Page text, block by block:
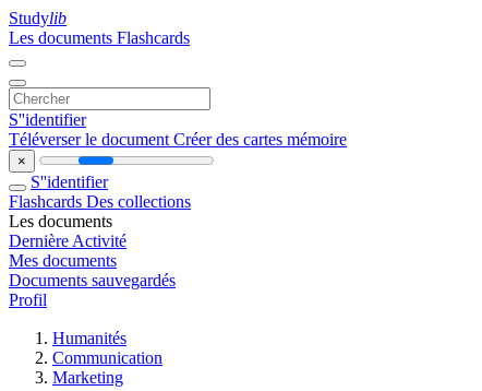
Studylib
Les documents Flashcards
S''identifier
Téléverser le document Créer des cartes mémoire
×
S''identifier
Flashcards Des collections
Les documents
Dernière Activité
Mes documents
Documents sauvegardés
Profil
Humanités
Communication
Marketing